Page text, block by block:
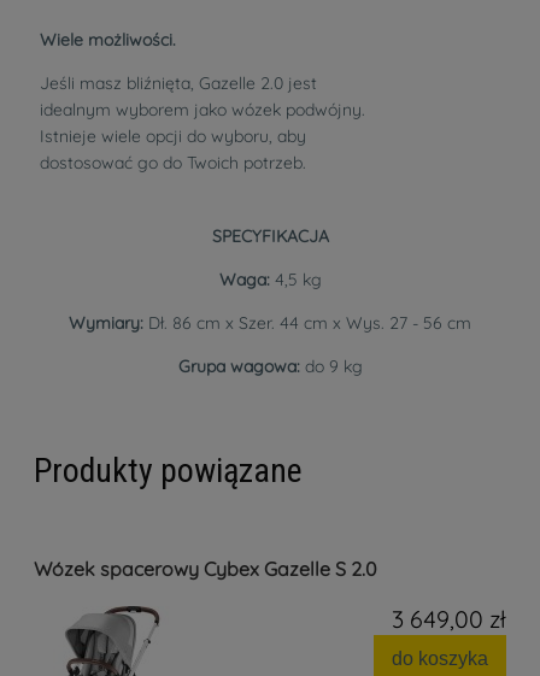
Wiele możliwości.
Jeśli masz bliźnięta, Gazelle 2.0 jest
idealnym wyborem jako wózek podwójny.
Istnieje wiele opcji do wyboru, aby
dostosować go do Twoich potrzeb.
SPECYFIKACJA
Waga:4,5 kg
Wymiary: Dł. 86 cm x Szer. 44 cm x Wys. 27 - 56 cm
Grupa wagowa:do 9 kg
Produkty powiązane
Wózek spacerowy Cybex Gazelle S 2.0
3 649,00 zł
do koszyka